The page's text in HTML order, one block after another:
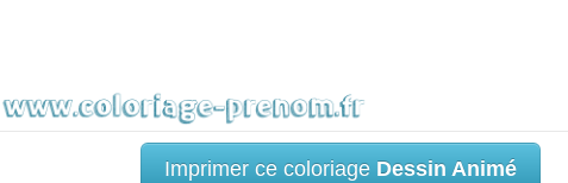
Imprimer ce coloriage Dessin Animé